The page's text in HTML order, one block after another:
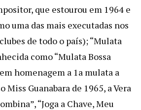
que estourou em 1964 e
uma das mais executadas nos
de todo o país); “Mulata
como “Mulata Bossa
homenagem a 1a mulata a
Miss Guanabara de 1965, a Vera
“Joga a Chave, Meu